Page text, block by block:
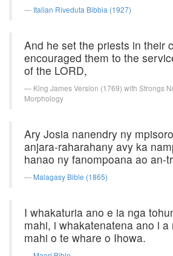
Italian Riveduta Bibbia (1927)
And he set the priests in their
encouraged them to the
of the LORD,
King James Version (1769) with Strongs
Morphology
Ary Josia nanendry ny
anjara-raharahany avy ka
hanao ny fanompoana ao an-
Malagasy Bible (1865)
I whakaturia ano e ia nga
mahi, i whakatenatena ano i a
mahi o te whare o Ihowa.